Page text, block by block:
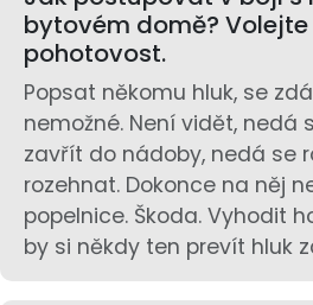
bytovém domě?
pohotovost.
Popsat někomu hluk, se
nemožné. Není vidět, nedá
zavřít do nádoby, nedá se
rozehnat. Dokonce na něj
popelnice. Škoda. Vyhodit
by si někdy ten prevít hluk